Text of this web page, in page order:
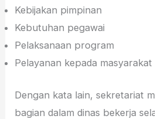
Kebijakan pimpinan
Kebutuhan pegawai
Pelaksanaan program
Pelayanan kepada masyarakat
Dengan kata lain, sekretariat
bagian dalam dinas bekerja